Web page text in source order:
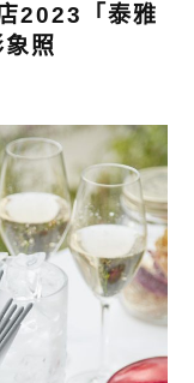
2023「泰雅
照